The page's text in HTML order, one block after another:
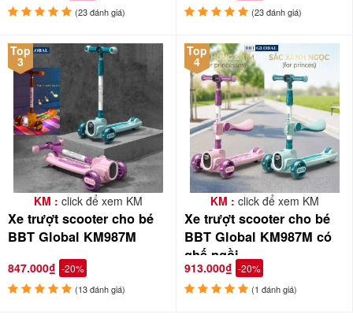
(23 đánh giá) (23 đánh giá)
Top
3
KM : click để xem KM
Xe trượt scooter cho bé
BBT Global KM987M
847.000₫ -20%
(13 đánh giá)
Top
4
KM : click để xem KM
Xe trượt scooter cho bé
BBT Global KM987M có
ghế ngồi
913.000₫ -20%
(1 đánh giá)